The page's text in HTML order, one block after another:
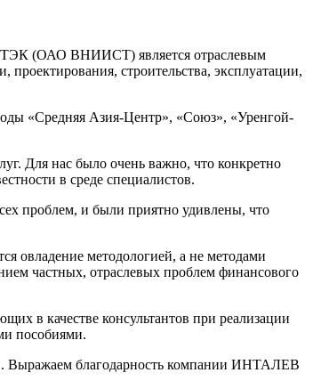
ТЭК (ОАО ВНИИСТ) является отраслевым
строительства, эксплуатации,
«Средняя Азия-Центр», «Союз», «Уренгой-
Для нас было очень важно, что конкретно
в среде специалистов.
проблем, и были приятно удивлены, что
овладение методологией, а не методами
частных, отраслевых проблем финансового
в качестве консультантов при реализации
пособиями.
Выражаем благодарность компании ИНТАЛЕВ